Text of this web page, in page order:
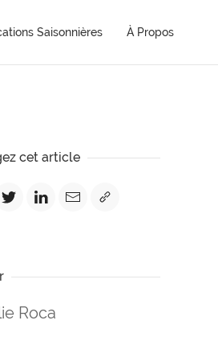
Saisonnières À Propos
cet article
Roca